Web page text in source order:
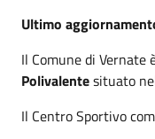
Ultimo
Il Comune di Vernate
Polivalentesituato
Il Centro Sportivo